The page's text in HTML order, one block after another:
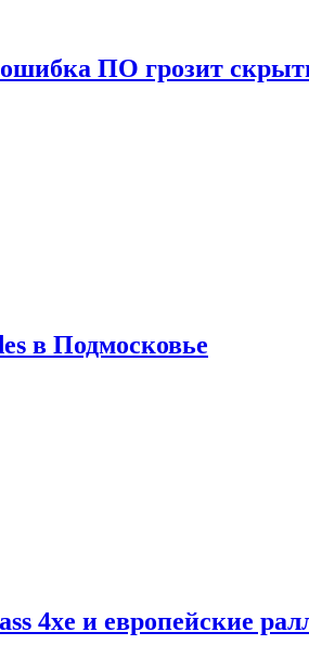
ПО грозит
в Подмосковье
4xe и европейские